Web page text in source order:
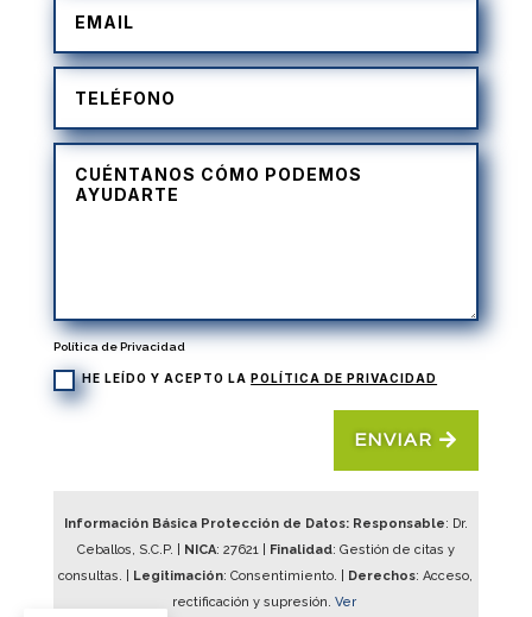
Política de Privacidad
HE LEÍDO Y ACEPTO LA POLÍTICA DE PRIVACIDAD
ENVIAR
Información Básica Protección de Datos: Responsable: Dr.
Ceballos, S.C.P. |
NICA: 27621| Finalidad: Gestión de citas y
consultas. |
Legitimación: Consentimiento. | Derechos: Acceso,
rectificación y supresión. Ver